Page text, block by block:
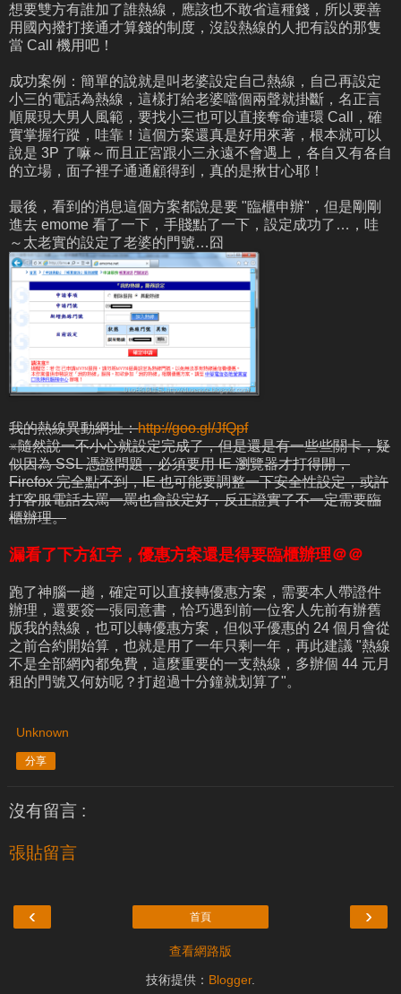
想要雙方有誰加了誰熱線，應該也不敢省這種錢，所以要善
用國內撥打接通才算錢的制度，沒設熱線的人把有設的那隻
當 Call 機用吧！
成功案例：簡單的說就是叫老婆設定自己熱線，自己再設定
小三的電話為熱線，這樣打給老婆噹個兩聲就掛斷，名正言
順展現大男人風範，要找小三也可以直接奪命連環 Call，確
實掌握行蹤，哇靠！這個方案還真是好用來著，根本就可以
說是 3P 了嘛～而且正宮跟小三永遠不會遇上，各自又有各自
的立場，面子裡子通通顧得到，真的是揪甘心耶！
最後，看到的消息這個方案都說是要 "臨櫃申辦"，但是剛剛
進去 emome 看了一下，手賤點了一下，設定成功了…，哇
～太老實的設定了老婆的門號…囧
我的熱線異動網址：http://goo.gl/JfQpf
※隨然說一不小心就設定完成了，但是還是有一些些關卡，疑
似因為 SSL 憑證問題，必須要用 IE 瀏覽器才打得開，
Firefox 完全點不到，IE 也可能要調整一下安全性設定，或許
打客服電話去罵一罵也會設定好，反正證實了不一定需要臨
櫃辦理。
漏看了下方紅字，優惠方案還是得要臨櫃辦理＠＠
跑了神腦一趟，確定可以直接轉優惠方案，需要本人帶證件
辦理，還要簽一張同意書，恰巧遇到前一位客人先前有辦舊
版我的熱線，也可以轉優惠方案，但似乎優惠的 24 個月會從
之前合約開始算，也就是用了一年只剩一年，再此建議 "熱線
不是全部網內都免費，這麼重要的一支熱線，多辦個 44 元月
租的門號又何妨呢？打超過十分鐘就划算了"。
Unknown
分享
沒有留言 :
張貼留言
‹ ›
首頁
查看網路版
技術提供： Blogger.